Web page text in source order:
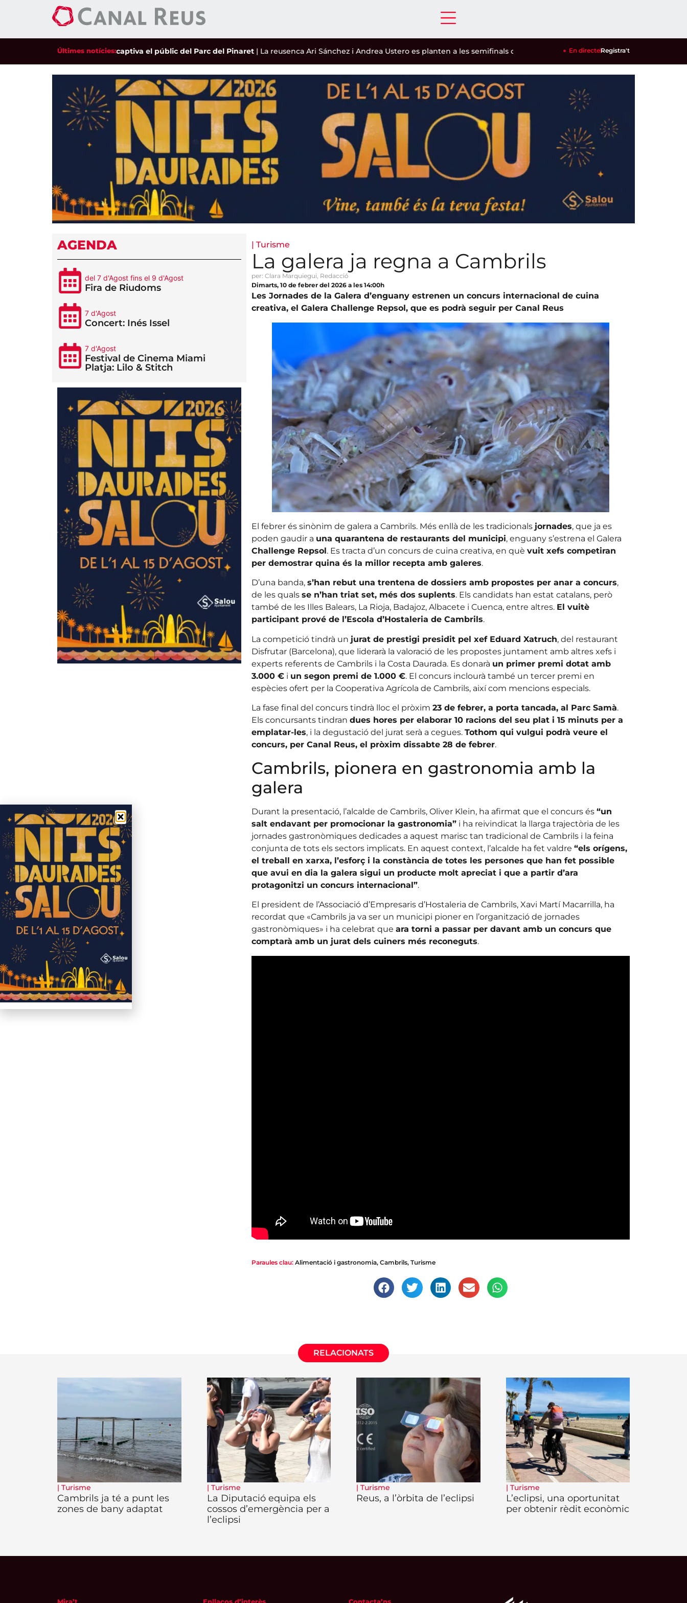
Últimes notícies:
de Valeria Castro captiva el públic del Parc del Pinaret |La reusenca Ari Sánchez i Andrea Ustero es planten a les semifinals del P1 de Londres Cambrils ja té a punt les zones de
En directeRegistra't
AGENDA
del 7 d'Agost fins el 9 d'Agost
Fira de Riudoms
7 d'Agost
Concert: Inés Issel
7 d'Agost
Festival de Cinema Miami
Platja: Lilo & Stitch
| Turisme
La galera ja regna a Cambrils
per: Clara Marquiegui, Redacció
Dimarts, 10 de febrer del 2026 a les 14:00h
Les Jornades de la Galera d’enguany estrenen un concurs internacional de cuina
creativa, el Galera Challenge Repsol, que es podrà seguir per Canal Reus
El febrer és sinònim de galera a Cambrils. Més enllà de les tradicionals jornades, que ja es
poden gaudir a una quarantena de restaurants del municipi, enguany s’estrena el Galera
Challenge Repsol. Es tracta d’un concurs de cuina creativa, en què vuit xefs competiran
per demostrar quina és la millor recepta amb galeres.
D’una banda, s’han rebut una trentena de dossiers amb propostes per anar a concurs,
de les quals se n’han triat set, més dos suplents. Els candidats han estat catalans, però
també de les Illes Balears, La Rioja, Badajoz, Albacete i Cuenca, entre altres. El vuitè
participant prové de l’Escola d’Hostaleria de Cambrils.
La competició tindrà un jurat de prestigi presidit pel xef Eduard Xatruch, del restaurant
Disfrutar (Barcelona), que liderarà la valoració de les propostes juntament amb altres xefs i
experts referents de Cambrils i la Costa Daurada. Es donarà un primer premi dotat amb
3.000 €i un segon premi de 1.000 €. El concurs inclourà també un tercer premi en
espècies ofert per la Cooperativa Agrícola de Cambrils, així com mencions especials.
La fase final del concurs tindrà lloc el pròxim 23 de febrer, a porta tancada, al Parc Samà.
Els concursants tindran dues hores per elaborar 10 racions del seu plat i 15 minuts per a
emplatar-les, i la degustació del jurat serà a cegues. Tothom qui vulgui podrà veure el
concurs, per Canal Reus, el pròxim dissabte 28 de febrer.
Cambrils, pionera en gastronomia amb la
galera
Durant la presentació, l’alcalde de Cambrils, Oliver Klein, ha afirmat que el concurs és “un
salt endavant per promocionar la gastronomia”i ha reivindicat la llarga trajectòria de les
jornades gastronòmiques dedicades a aquest marisc tan tradicional de Cambrils i la feina
conjunta de tots els sectors implicats. En aquest context, l’alcalde ha fet valdre “els orígens,
el treball en xarxa, l’esforç i la constància de totes les persones que han fet possible
que avui en dia la galera sigui un producte molt apreciat i que a partir d’ara
protagonitzi un concurs internacional”.
El president de l’Associació d’Empresaris d’Hostaleria de Cambrils, Xavi Martí Macarrilla, ha
recordat que «Cambrils ja va ser un municipi pioner en l’organització de jornades
gastronòmiques» i ha celebrat que ara torni a passar per davant amb un concurs que
comptarà amb un jurat dels cuiners més reconeguts.
Paraules clau: Alimentació i gastronomia, Cambrils, Turisme
RELACIONATS
| Turisme
Cambrils ja té a punt les
zones de bany adaptat
| Turisme
La Diputació equipa els
cossos d’emergència per a
l’eclipsi
| Turisme
Reus, a l’òrbita de l’eclipsi
| Turisme
L’eclipsi, una oportunitat
per obtenir rèdit econòmic